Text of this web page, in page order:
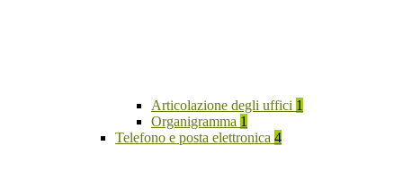
Articolazione degli uffici 1
Organigramma 1
Telefono e posta elettronica 4